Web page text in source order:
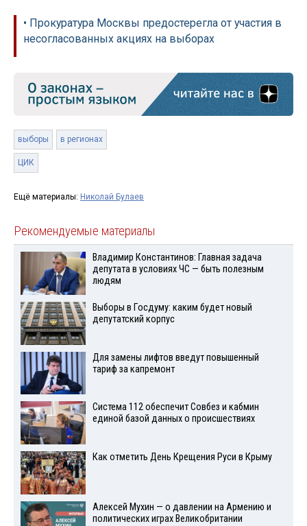
• Прокуратура Москвы предостерегла от участия в
несогласованных акциях на выборах
выборы в регионах
ЦИК
Ещё материалы: Николай Булаев
Рекомендуемые материалы
Владимир Константинов: Главная задача
депутата в условиях ЧС — быть полезным
людям
Выборы в Госдуму: каким будет новый
депутатский корпус
Для замены лифтов введут повышенный
тариф за капремонт
Система 112 обеспечит Совбез и кабмин
единой базой данных о происшествиях
Как отметить День Крещения Руси в Крыму
Алексей Мухин — о давлении на Армению и
политических играх Великобритании